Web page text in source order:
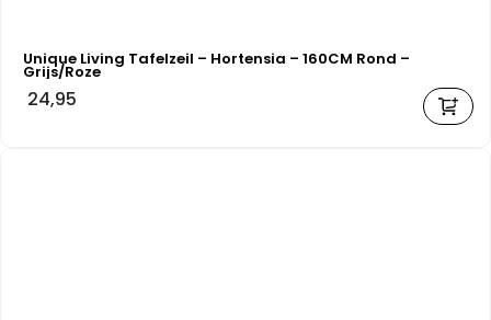
Unique Living Tafelzeil – Hortensia – 160CM Rond –
Grijs/Roze
24,95